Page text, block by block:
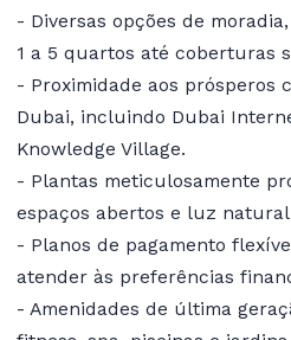
- Diversas opções de
1 a 5 quartos até coberturas
- Proximidade aos prósperos
Dubai, incluindo Dubai
Knowledge Village.
- Plantas meticulosamente
espaços abertos e luz
- Planos de pagamento
atender às preferências
- Amenidades de última